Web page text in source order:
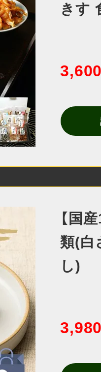
きす
【国
類(白
し)